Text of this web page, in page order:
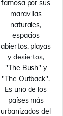
famosa por sus
maravillas
naturales,
espacios
abiertos, playas
y desiertos,
"The Bush" y
"The Outback".
Es uno de los
países más
urbanizados del